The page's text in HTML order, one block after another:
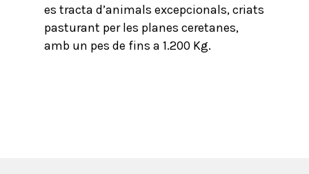
es tracta d’animals excepcionals, criats
pasturant per les planes ceretanes,
amb un pes de fins a 1.200 Kg.